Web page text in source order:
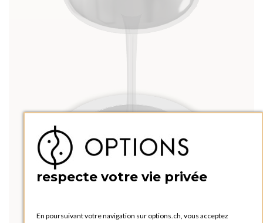
respecte votre vie privée
En poursuivant votre navigation sur options.ch, vous acceptez